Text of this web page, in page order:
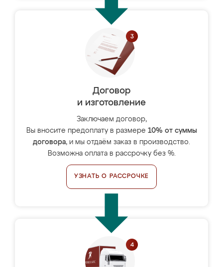
Договор
и изготовление
Заключаем договор,
Вы вносите предоплату в размере 10% от суммы
договора, и мы отдаём заказ в производство.
Возможна оплата в рассрочку без %.
УЗНАТЬ О РАССРОЧКЕ